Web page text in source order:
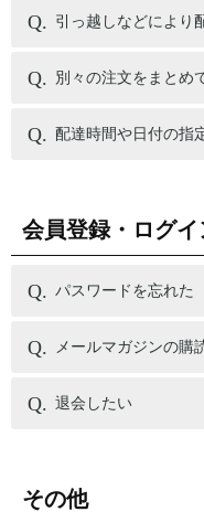
引っ越しなどにより
別々の注文をまとめ
配達時間や日付の指
会員登録・ログ
パスワードを忘れた
メールマガジンの購
退会したい
その他